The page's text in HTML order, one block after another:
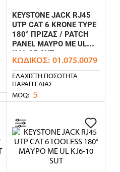
KEYSTONE JACK RJ45
UTP CAT 6 KRONE TYPE
180° ΠΡΙΖΑΣ / PATCH
PANEL ΜΑΥΡΟ ΜΕ UL
KJ6-05 SUT
ΚΩΔΙΚΌΣ: 01.075.0079
ΕΛΆΧΙΣΤΗ ΠΟΣΌΤΗΤΑ
ΠΑΡΑΓΓΕΛΊΑΣ
MOQ: 5